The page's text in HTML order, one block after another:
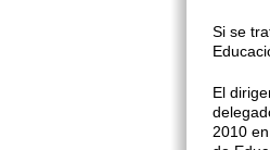
Si se
El
2010